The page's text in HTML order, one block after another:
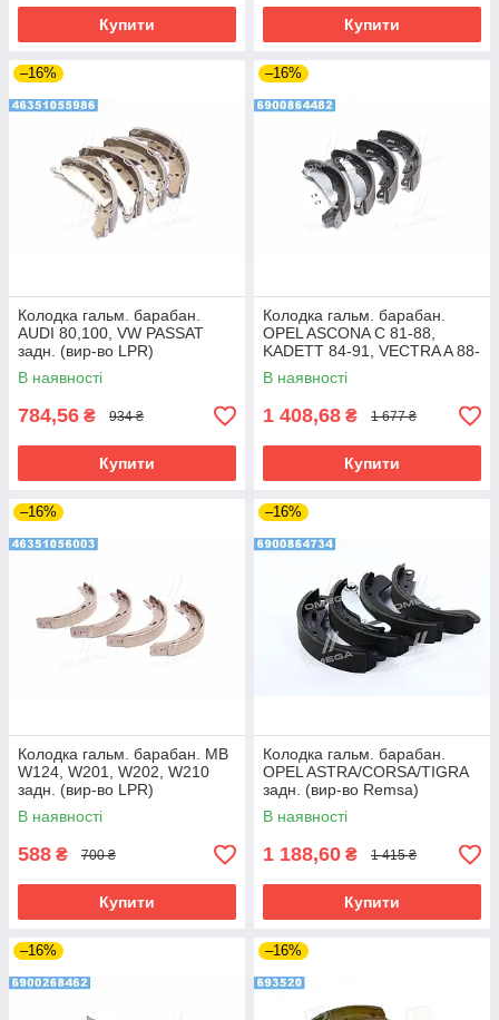
Купити Купити
–16%
Колодка гальм. барабан.
AUDI 80,100, VW PASSAT
задн. (вир-во LPR)
В наявності
784,56 ₴ 934 ₴
Купити
–16%
Колодка гальм. барабан.
OPEL ASCONA C 81-88,
KADETT 84-91, VECTRA A 88-
95 задн. (вир-во Remsa)
В наявності
1 408,68 ₴ 1 677 ₴
Купити
–16%
Колодка гальм. барабан. MB
W124, W201, W202, W210
задн. (вир-во LPR)
В наявності
588 ₴ 700 ₴
Купити
–16%
Колодка гальм. барабан.
OPEL ASTRA/CORSA/TIGRA
задн. (вир-во Remsa)
В наявності
1 188,60 ₴ 1 415 ₴
Купити
–16% –16%